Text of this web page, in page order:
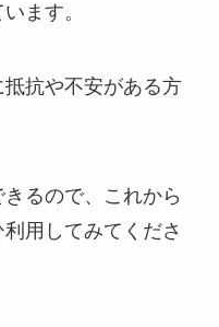
ます。
抗や不安がある方
るので、これから
用してみてくださ